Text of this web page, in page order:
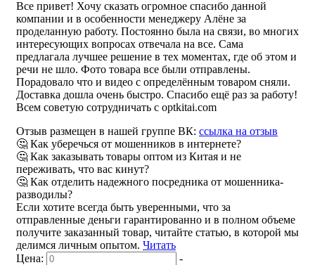
Все привет! Хочу сказать огромное спасибо данной
компании и в особенности менеджеру Алёне за
проделанную работу. Постоянно была на связи, во многих
интересующих вопросах отвечала на все. Сама
предлагала лучшее решение в тех моментах, где об этом и
речи не шло. Фото товара все были отправлены.
Порадовало что и видео с определённым товаром сняли.
Доставка дошла очень быстро. Спасибо ещё раз за работу!
Всем советую сотрудничать с optkitai.com
Отзыв размещен в нашей группе ВК: ссылка на отзыв
🤔 Как уберечься от мошенников в интернете?
🤔 Как заказывать товары оптом из Китая и не
переживать, что вас кинут?
🤔 Как отделить надежного посредника от мошенника-
разводилы?
Если хотите всегда быть уверенными, что за
отправленные деньги гарантированно и в полном объеме
получите заказанный товар, читайте статью, в которой мы
делимся личным опытом. Читать
Цена: -